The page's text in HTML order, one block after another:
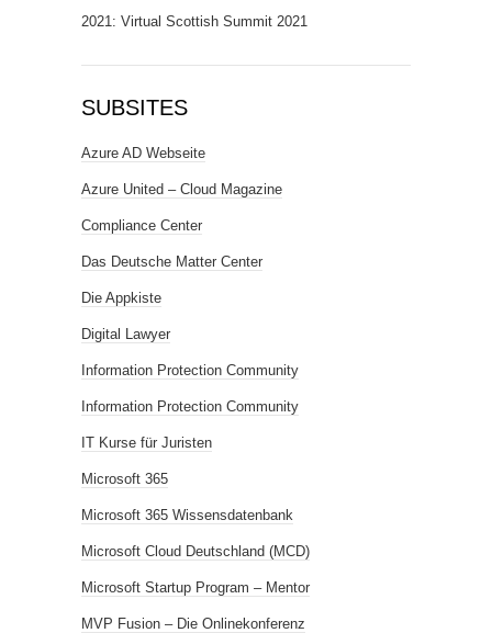
2021: Virtual Scottish Summit 2021
SUBSITES
Azure AD Webseite
Azure United – Cloud Magazine
Compliance Center
Das Deutsche Matter Center
Die Appkiste
Digital Lawyer
Information Protection Community
Information Protection Community
IT Kurse für Juristen
Microsoft 365
Microsoft 365 Wissensdatenbank
Microsoft Cloud Deutschland (MCD)
Microsoft Startup Program – Mentor
MVP Fusion – Die Onlinekonferenz